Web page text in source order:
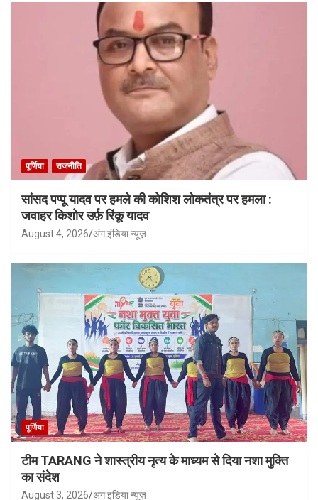
पूर्णिया राजनीति
सांसद पप्पू यादव पर हमले की कोशिश लोकतंत्र पर हमला :
जवाहर किशोर उर्फ़ रिंकू यादव
August 4, 2026 अंग इंडिया न्यूज़
पूर्णिया
टीम TARANG ने शास्त्रीय नृत्य के माध्यम से दिया नशा मुक्ति
का संदेश
August 3, 2026 अंग इंडिया न्यूज़